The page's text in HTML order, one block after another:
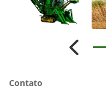
Anterior
Contato